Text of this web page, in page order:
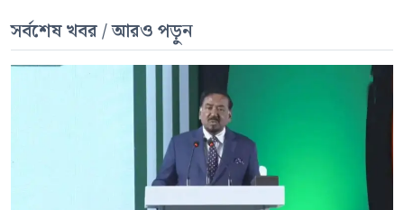
সর্বশেষ খবর / আরও পড়ুন